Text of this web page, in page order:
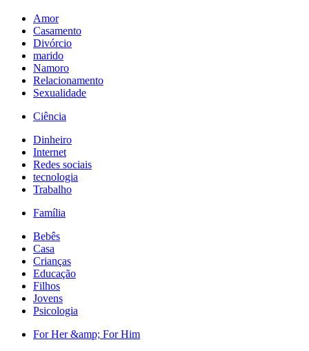
Amor
Casamento
Divórcio
marido
Namoro
Relacionamento
Sexualidade
Ciência
Dinheiro
Internet
Redes sociais
tecnologia
Trabalho
Família
Bebês
Casa
Crianças
Educação
Filhos
Jovens
Psicologia
For Her &amp; For Him